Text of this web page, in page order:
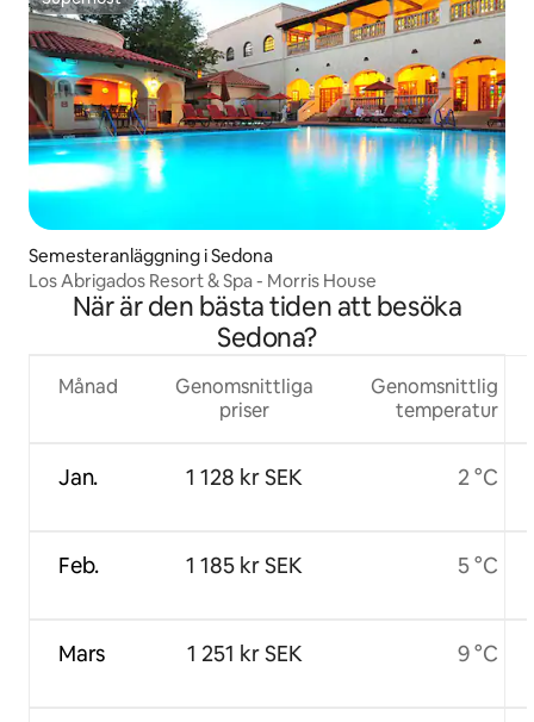
Superhost
Semesteranläggning i Sedona
Los Abrigados Resort & Spa - Morris House
När är den bästa tiden att besöka
Sedona?
Månad
Jan.
Feb.
Mars
Genomsnittliga
priser
1 128 kr SEK
1 185 kr SEK
1 251 kr SEK
Genomsnittlig
temperatur
2 °C
5 °C
9 °C